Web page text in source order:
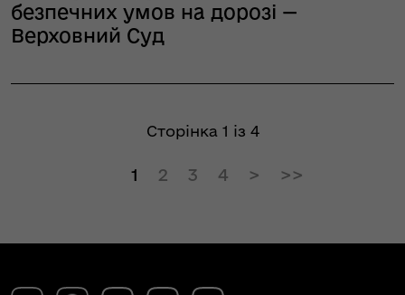
безпечних умов на дорозі —
Верховний Суд
Сторінка 1 із 4
1 2 3 4